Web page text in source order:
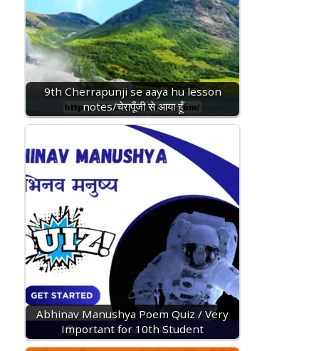
9th Cherrapunji se aaya hu lesson
notes/चेरापूँजी से आया हूँ
Abhinav Manushya Poem Quiz / Very
Important for 10th Student